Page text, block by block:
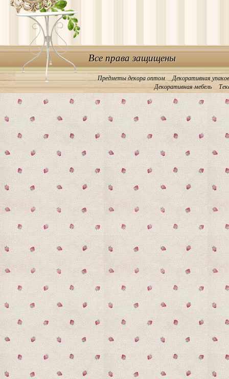
Предметы декора оптом
Декоративная
Декоративная мебель
Все права защищены